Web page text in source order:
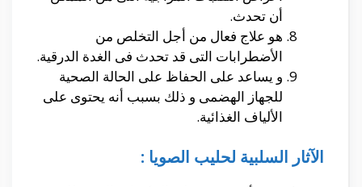
أن تحدث.
هو علاج فعال من أجل التخلص من
الأضطرابات التى قد تحدث فى الغدة الدرقية.
و يساعد على الحفاظ على الحالة الصحية
للجهاز الهضمى و ذلك بسبب أنه يحتوى على
الألياف الغذائية.
الآثار السلبية لحليب الصويا :